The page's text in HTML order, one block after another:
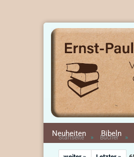
Neuheiten Bibeln
Startseite » Bücher »